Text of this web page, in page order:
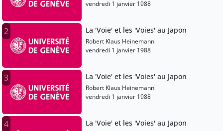
vendredi 1 janvier 1988
2 La 'Voie' et les 'Voies' au Japon
Robert Klaus Heinemann
vendredi 1 janvier 1988
3 La 'Voie' et les 'Voies' au Japon
Robert Klaus Heinemann
vendredi 1 janvier 1988
4 La 'Voie' et les 'Voies' au Japon